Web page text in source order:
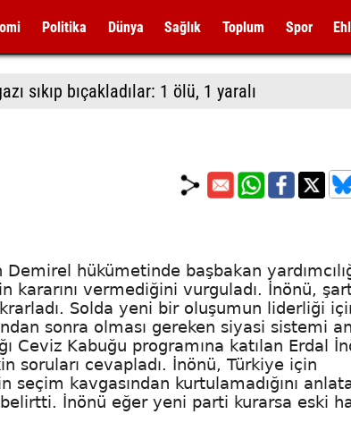
Politika Dünya Sağlık Toplum Spor
sıkıp bıçakladılar: 1 ölü, 1 yaralı
hükümetinde başbakan
vermediğini vurguladı. İnönü,
Solda yeni bir oluşumun liderliği
sonra olması gereken siyasi sistemi
Ceviz Kabuğu programına katılan Erdal
soruları cevapladı. İnönü, Türkiye için
seçim kavgasından kurtulamadığını
İnönü eğer yeni parti kurarsa eski